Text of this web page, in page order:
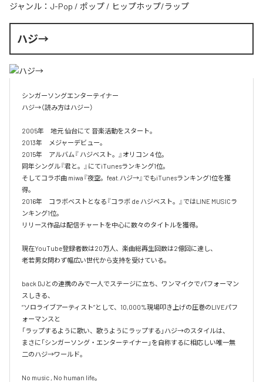
ジャンル： J-Pop / ポップ / ヒップホップ/ラップ
ハジ→
シンガーソングエンターテイナー
ハジ→（読み方はハジー）
2005年　地元 仙台にて 音楽活動をスタート。
2013年　メジャーデビュー。
2015年　アルバム『 ハジベスト。』オリコン４位。
同年シングル『君と。』にてiTunesランキング1位。
そしてコラボ曲 miwa『夜空。feat.ハジ→』でもiTunesランキング1位を獲
得。
2016年　コラボベストとなる『コラボ de ハジベスト。』ではLINE MUSICラ
ンキング1位。
リリース作品は配信チャートを中心に数々のタイトルを獲得。
現在YouTube登録者数は20万人、楽曲総再生回数は2億回に達し、
老若男女問わず幅広い世代から支持を受けている。
back DJとの連携のみで一人でステージに立ち、ワンマイクでパフォーマン
スしきる、
“ソロライブアーティスト”として、10,000%現場叩き上げの圧巻のLIVEパフ
ォーマンスと
「ラップするように歌い、歌うようにラップする」ハジ→のスタイルは、
まさに「シンガーソング・エンターテイナー」を自称するに相応しい唯一無
二のハジ→ワールド。
No music , No human life。